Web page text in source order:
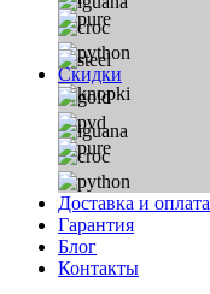
Скидки
Доставка и оплата
Гарантия
Блог
Контакты